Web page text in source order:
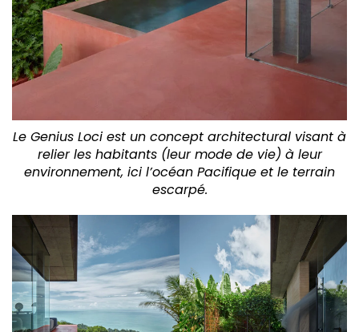
Le Genius Loci est un concept architectural visant à
relier les habitants (leur mode de vie) à leur
environnement, ici l’océan Pacifique et le terrain
escarpé.